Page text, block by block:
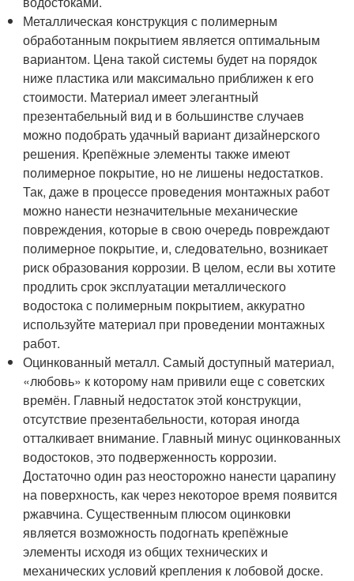
Металлическая конструкция с полимерным
обработанным покрытием является оптимальным
вариантом. Цена такой системы будет на порядок
ниже пластика или максимально приближен к его
стоимости. Материал имеет элегантный
презентабельный вид и в большинстве случаев
можно подобрать удачный вариант дизайнерского
решения. Крепёжные элементы также имеют
полимерное покрытие, но не лишены недостатков.
Так, даже в процессе проведения монтажных работ
можно нанести незначительные механические
повреждения, которые в свою очередь повреждают
полимерное покрытие, и, следовательно, возникает
риск образования коррозии. В целом, если вы хотите
продлить срок эксплуатации металлического
водостока с полимерным покрытием, аккуратно
используйте материал при проведении монтажных
работ.
Оцинкованный металл. Самый доступный материал,
«любовь» к которому нам привили еще с советских
времён. Главный недостаток этой конструкции,
отсутствие презентабельности, которая иногда
отталкивает внимание. Главный минус оцинкованных
водостоков, это подверженность коррозии.
Достаточно один раз неосторожно нанести царапину
на поверхность, как через некоторое время появится
ржавчина. Существенным плюсом оцинковки
является возможность подогнать крепёжные
элементы исходя из общих технических и
механических условий крепления к лобовой доске.